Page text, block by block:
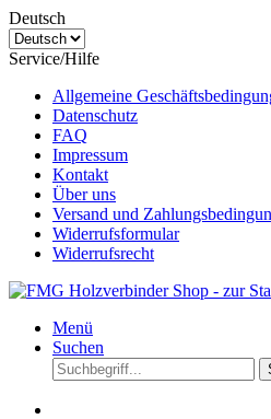
Deutsch
Service/Hilfe
Allgemeine
Datenschutz
FAQ
Impressum
Kontakt
Über uns
Versand und
Widerrufsformular
Widerrufsrecht
Menü
Suchen